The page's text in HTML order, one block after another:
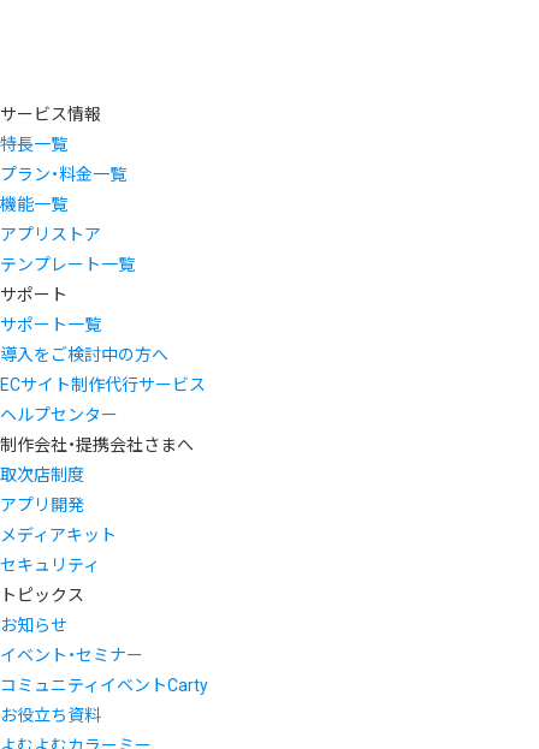
サービス情報
特長一覧
プラン・料金一覧
機能一覧
アプリストア
テンプレート一覧
サポート
サポート一覧
導入をご検討中の方へ
ECサイト制作代行サービス
ヘルプセンター
制作会社・提携会社さまへ
取次店制度
アプリ開発
メディアキット
セキュリティ
トピックス
お知らせ
イベント・セミナー
コミュニティイベントCarty
お役立ち資料